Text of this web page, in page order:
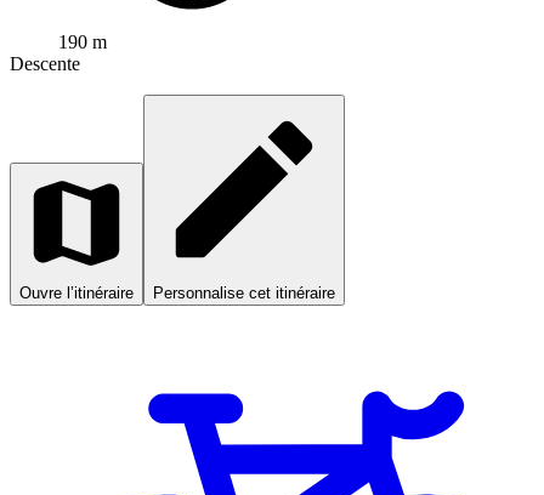
190 m
Descente
Ouvre l’itinéraire Personnalise cet itinéraire